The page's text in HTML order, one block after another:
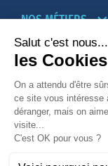
NOS MÉTIERS
PARTENAIRES
NOTRE RÉSEAU
LOCATION